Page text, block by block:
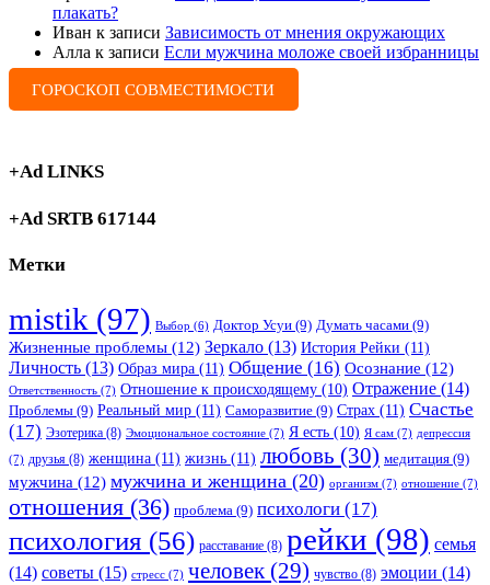
плакать?
Иван к записи Зависимость от мнения окружающих
Алла к записи Если мужчина моложе своей избранницы
ГОРОСКОП СОВМЕСТИМОСТИ
+Ad LINKS
+Ad SRTB 617144
Метки
mistik (97) Выбор (6) Доктор Усуи (9) Думать часами (9)
Жизненные проблемы (12) Зеркало (13) История Рейки (11)
Личность (13) Образ мира (11) Общение (16) Осознание (12)
Ответственность (7) Отношение к происходящему (10) Отражение (14)
Проблемы (9) Реальный мир (11) Саморазвитие (9) Страх (11) Счастье
(17) Эзотерика (8) Эмоциональное состояние (7) Я есть (10) Я сам (7) депрессия
(7) друзья (8) женщина (11) жизнь (11) любовь (30) медитация (9)
мужчина (12) мужчина и женщина (20) организм (7) отношение (7)
отношения (36) проблема (9) психологи (17)
психология (56) расставание (8) рейки (98) семья
(14) советы (15) стресс (7) человек(29) чувство (8) эмоции (14)